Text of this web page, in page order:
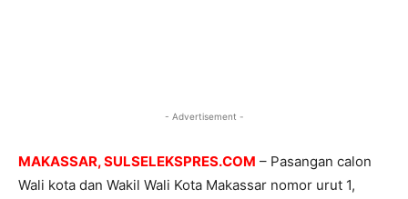
- Advertisement -
MAKASSAR, SULSELEKSPRES.COM – Pasangan calon
Wali kota dan Wakil Wali Kota Makassar nomor urut 1,